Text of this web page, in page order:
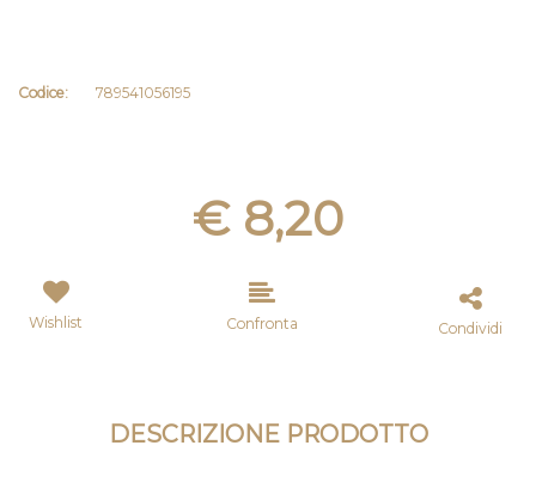
Codice: 789541056195
€ 8,20
Wishlist Confronta Condividi
DESCRIZIONE PRODOTTO